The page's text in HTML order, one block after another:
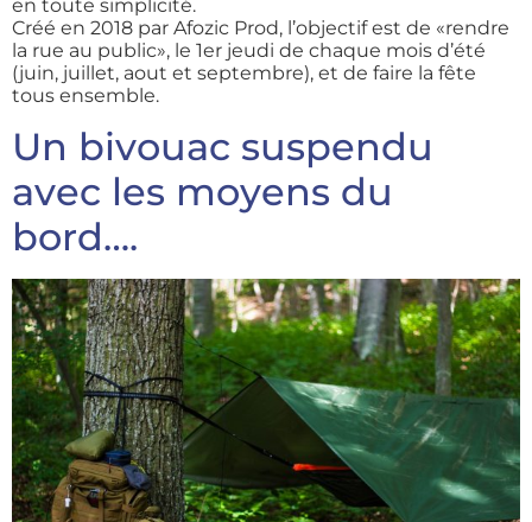
en toute simplicité.
Créé en 2018 par Afozic Prod, l’objectif est de «rendre
la rue au public», le 1er jeudi de chaque mois d’été
(juin, juillet, aout et septembre), et de faire la fête
tous ensemble.
Un bivouac suspendu
avec les moyens du
bord….